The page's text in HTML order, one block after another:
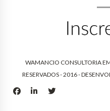
WAMANCIO CONSULTORIA
RESERVADOS - 2016 -